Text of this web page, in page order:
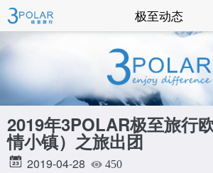
极至动态
2019年3POLAR极至旅行
情小镇）之旅出团
2019-04-28 450
联系我们